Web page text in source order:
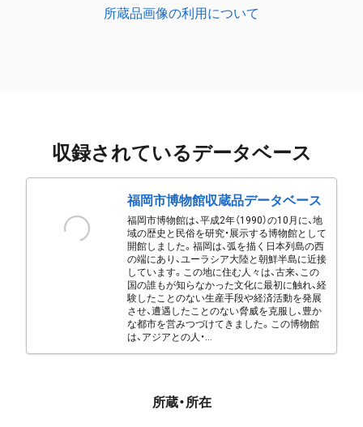
所蔵品画像の利用について
収録されているデータベース
福岡市博物館収蔵品データベース
福岡市博物館は、平成2年（1990）の10月に、地
域の歴史と民俗を研究・展示する博物館として
開館しました。福岡は、弧を描く日本列島の西
の端にあり、ユーラシア大陸と朝鮮半島に近接
しています。この地に住む人々は、古来、この
国の誰もが知らなかった文化に最初に触れ、経
験したことのない生産手段や経済活動を発展
させ、遭遇したことのない脅威を克服し、豊か
な都市を営みつづけてきました。この博物館
は、アジアとの人・...
所蔵・所在